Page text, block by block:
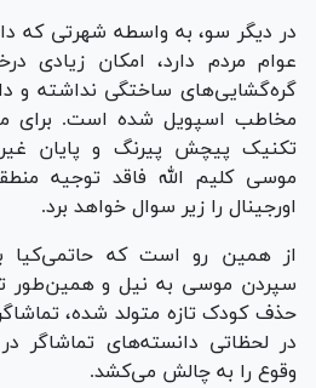
در دیگر سو، به واسطه شهرتی که
عوام مردم دارد، امکان زیادی
گره‌گشایی‌های ساختگی نداشته و
مخاطب اسپویل شده است. برای
تکنیک پیچش پیرنگ و پایان
موسی کلیم الله فاقد توجیه
اورجینال را زیر سوال خواهد برد.
از همین رو است که حاتمی‌کیا
سپردن موسی به نیل و همین‌طور
حذف کودک تازه متولد شده،
در لحظاتی دانسته‌های تماشاگر
وقوع را به چالش می‌کشد.